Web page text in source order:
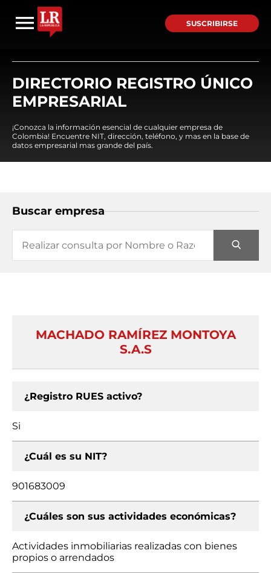
SUSCRIBIRSE
DIRECTORIO REGISTRO ÚNICO
EMPRESARIAL
¡Conozca la información esencial de cualquier empresa de
Colombia! Encuentre NIT, dirección, teléfono, y mas en la base de
datos empresarial mas grande del país.
Buscar empresa
MACHADO RAMÍREZ MONTOYA
S.A.S
¿Registro RUES activo?
Si
¿Cuál es su NIT?
901683009
¿Cuáles son sus actividades económicas?
Actividades inmobiliarias realizadas con bienes
propios o arrendados